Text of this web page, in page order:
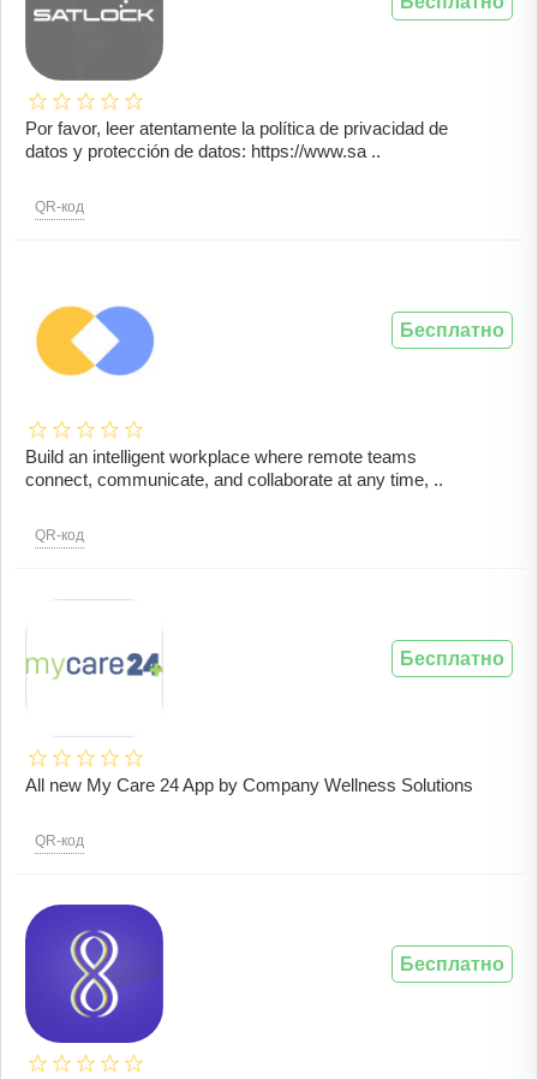
Por favor, leer atentamente la política de privacidad de
datos y protección de datos: https://www.sa ..
QR-код
Build an intelligent workplace where remote teams
connect, communicate, and collaborate at any time, ..
QR-код
Бесплатно
All new My Care 24 App by Company Wellness Solutions
QR-код
Бесплатно
Бесплатно